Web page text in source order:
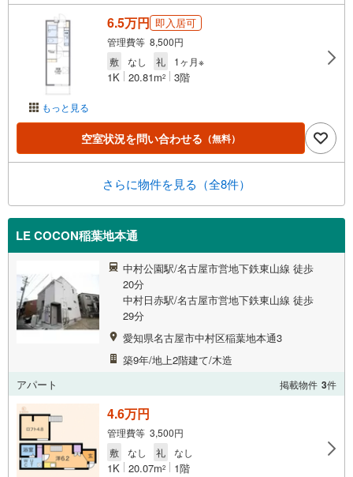
もっと見る
6.5万円 即入居可
管理費等 8,500円
敷
なし 礼 1ヶ月※
1K 20.81m2 3階
空室状況を問い合わせる （無料）
さらに物件を見る（全8件）
LE COCON稲葉地本通
中村公園駅/名古屋市営地下鉄東山線 徒歩
20分
中村日赤駅/名古屋市営地下鉄東山線 徒歩
29分
愛知県名古屋市中村区稲葉地本通3
築9年/地上2階建て/木造
アパート
掲載物件 3件
4.6万円
管理費等 3,500円
敷
なし 礼 なし
1K 20.07m2 1階